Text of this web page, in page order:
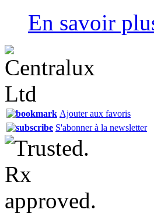
En savoir
Ajouter aux favoris
S'abonner à la newsletter